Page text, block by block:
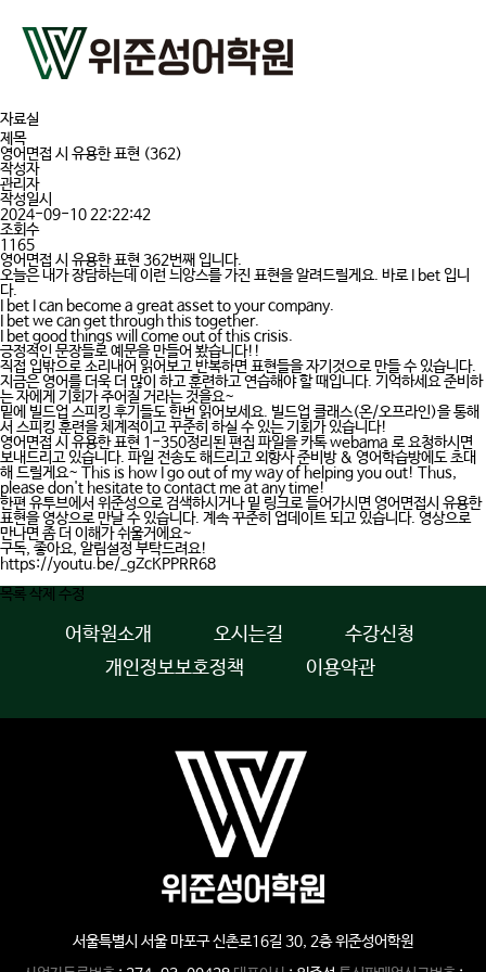
자료실
제목
영어면접 시 유용한 표현 (362)
작성자
관리자
작성일시
2024-09-10 22:22:42
조회수
1165
영어면접 시 유용한 표현 362번째 입니다.
오늘은 내가 장담하는데 이런 늬앙스를 가진 표현을 알려드릴게요. 바로 I bet 입니
다.
I bet I can become a great asset to your company.
I bet we can get through this together.
I bet good things will come out of this crisis.
긍정적인 문장들로 예문을 만들어 봤습니다!!
직접 입밖으로 소리내어 읽어보고 반복하면 표현들을 자기것으로 만들 수 있습니다.
지금은 영어를 더욱 더 많이 하고 훈련하고 연습해야 할 때입니다. 기억하세요 준비하
는 자에게 기회가 주어질 거라는 것을요~
밑에 빌드업 스피킹 후기들도 한번 읽어보세요. 빌드업 클래스(온/오프라인)을 통해
서 스피킹 훈련을 체계적이고 꾸준히 하실 수 있는 기회가 있습니다!
영어면접 시 유용한 표현 1-350정리된 편집 파일을 카톡 webama 로 요청하시면
보내드리고 있습니다. 파일 전송도 해드리고 외항사 준비방 & 영어학습방에도 초대
해 드릴게요~ This is how I go out of my way of helping you out! Thus,
please don't hesitate to contact me at any time!
한편 유투브에서 위준성으로 검색하시거나 밑 링크로 들어가시면 영어면접시 유용한
표현을 영상으로 만날 수 있습니다. 계속 꾸준히 업데이트 되고 있습니다. 영상으로
만나면 좀 더 이해가 쉬울거에요~
구독, 좋아요, 알림설정 부탁드려요!
https://youtu.be/_gZcKPPRR68
목록삭제 수정
어학원소개 오시는길
수강신청
개인정보보호정책
이용약관
서울특별시 서울 마포구 신촌로16길 30, 2층 위준성어학원